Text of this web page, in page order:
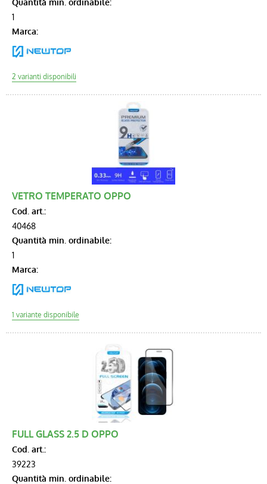
Quantità min. ordinabile:
1
Marca:
VETRO TEMPERATO OPPO
Cod. art.:
40468
Quantità min. ordinabile:
1
Marca:
FULL GLASS 2.5 D OPPO
Cod. art.:
39223
Quantità min. ordinabile: